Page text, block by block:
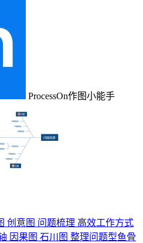
ProcessOn作图小能手
创意图 问题梳理 高效工作方式
因果图 石川图 整理问题型鱼骨